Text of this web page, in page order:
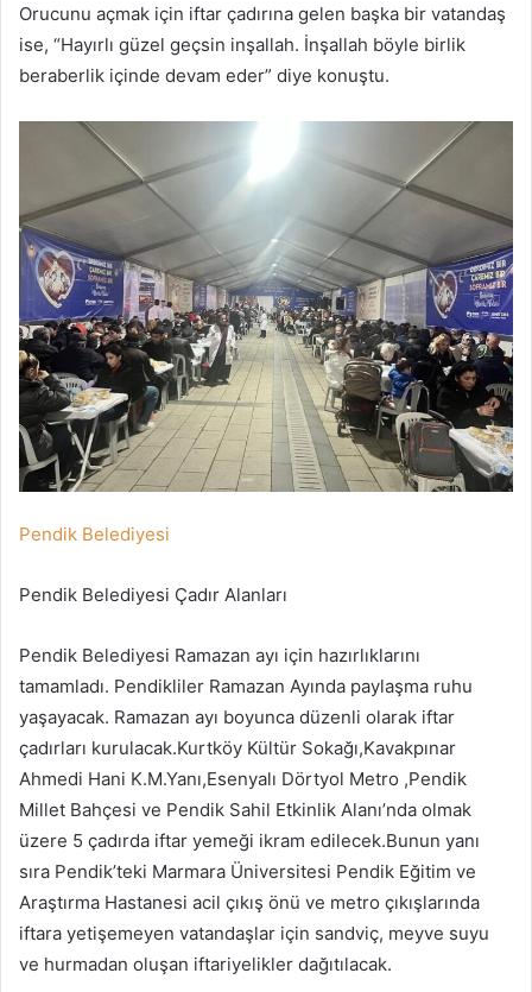
Orucunu açmak için iftar çadırına gelen başka bir vatandaş
ise, “Hayırlı güzel geçsin inşallah. İnşallah böyle birlik
beraberlik içinde devam eder” diye konuştu.
Pendik Belediyesi
Pendik Belediyesi Çadır Alanları
Pendik Belediyesi Ramazan ayı için hazırlıklarını
tamamladı. Pendikliler Ramazan Ayında paylaşma ruhu
yaşayacak. Ramazan ayı boyunca düzenli olarak iftar
çadırları kurulacak.Kurtköy Kültür Sokağı,Kavakpınar
Ahmedi Hani K.M.Yanı,Esenyalı Dörtyol Metro ,Pendik
Millet Bahçesi ve Pendik Sahil Etkinlik Alanı’nda olmak
üzere 5 çadırda iftar yemeği ikram edilecek.Bunun yanı
sıra Pendik’teki Marmara Üniversitesi Pendik Eğitim ve
Araştırma Hastanesi acil çıkış önü ve metro çıkışlarında
iftara yetişemeyen vatandaşlar için sandviç, meyve suyu
ve hurmadan oluşan iftariyelikler dağıtılacak.